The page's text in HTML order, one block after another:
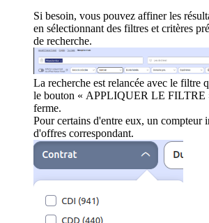
Si besoin, vous pouvez affiner les
en sélectionnant des filtres et critères
de recherche.
La recherche est relancée avec le filtre
le bouton « APPLIQUER LE FILTRE
ferme.
Pour certains d'entre eux, un compteur
d'offres correspondant.